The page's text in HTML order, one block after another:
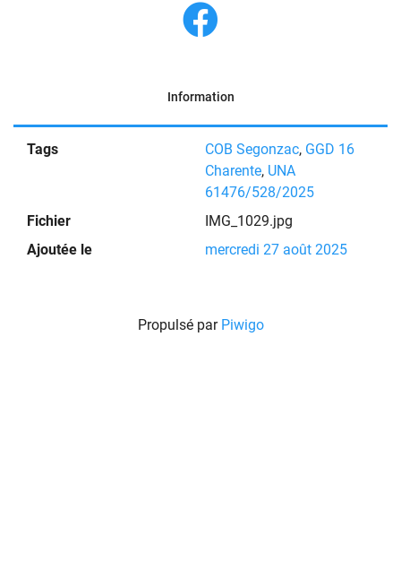
Information
Tags COB Segonzac, GGD 16
Charente, UNA
61476/528/2025
Fichier
IMG_1029.jpg
Ajoutée le
mercredi 27 août 2025
Propulsé par Piwigo